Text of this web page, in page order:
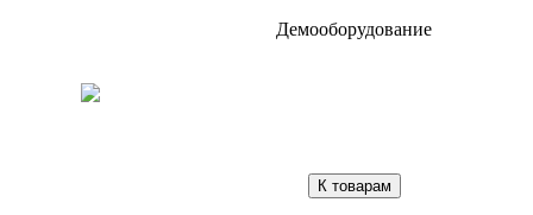
Демооборудование
К товарам